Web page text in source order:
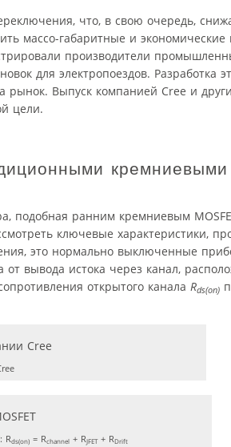
что, в свою очередь,
массо-габаритные и экономические
производители
для электропоездов. Разработка
рынок. Выпуск компанией Cree и
цели.
подобная ранним кремниевым
ключевые характеристики,
это нормально выключенные
вывода истока через канал,
открытого канала Rds(on)
Rds(on) = Rchannel + RJFET+ RDrift